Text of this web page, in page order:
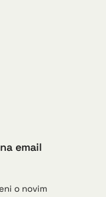
email
o novim